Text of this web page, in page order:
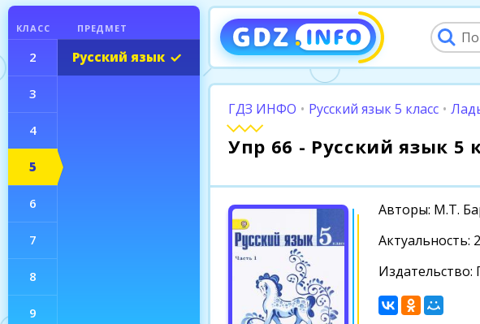
ГДЗ ИНФО • Русский язык 5 класс •
Упр 66 - Русский язык 5
Авторы: М.Т.
Актуальность:
КЛАСС ПРЕДМЕТ
2
3
4
5
Русский язык
6
7
8
9